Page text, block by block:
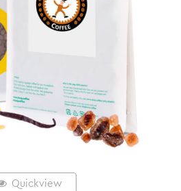
Quickview